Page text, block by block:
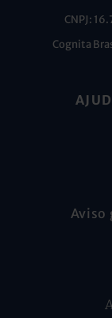
CNPJ:
Cognita
Aviso